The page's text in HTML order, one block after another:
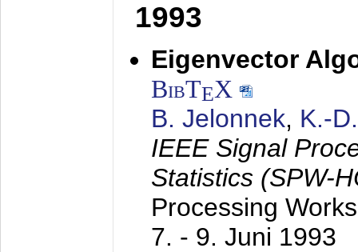
1993
Eigenvector
BibTEX
B. Jelonnek, K.-
IEEE Signal
Statistics (SPW-
Processing
7. - 9. Juni 1993